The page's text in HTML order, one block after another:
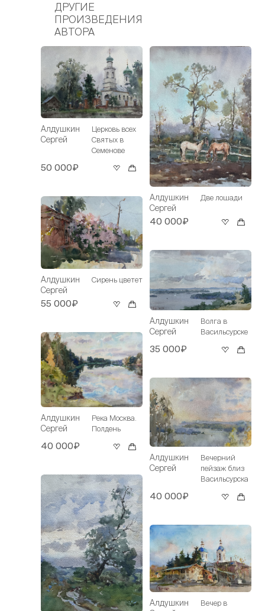
ДРУГИЕ
ПРОИЗВЕДЕНИЯ
АВТОРА
Алдушкин
Сергей
Церковь всех
Святых в
Семенове
50 000₽
Алдушкин
Сергей
Сирень цветет
55 000₽
Алдушкин
Сергей
Река Москва.
Полдень
40 000₽
Алдушкин
Сергей
Две лошади
40 000₽
Алдушкин
Сергей
Волга в
Васильсурске
35 000₽
Алдушкин
Сергей
Вечерний
пейзаж близ
Васильсурска
40 000₽
Алдушкин
Вечер в